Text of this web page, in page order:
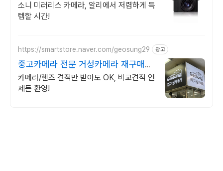
소니 미러리스 카메라, 알리에서 저렴하게 득
템할 시간!
https://smartstore.naver.com/geosung29 광고
중고카메라 전문 거성카메라 재구매율
높은 매장!
카메라/렌즈 견적만 받아도 OK, 비교견적 언
제든 환영!